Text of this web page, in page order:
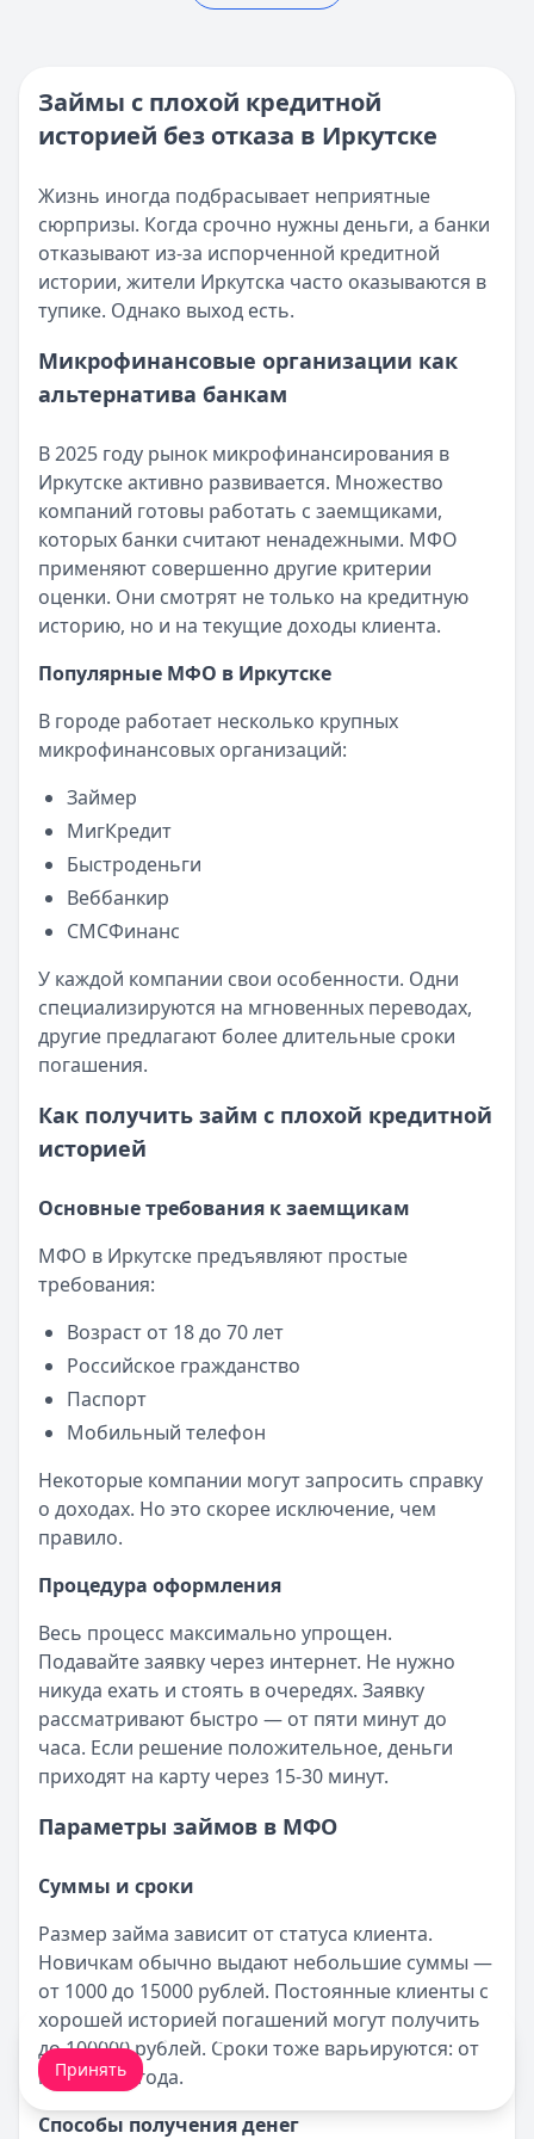
Реестр МФО ЦБ РФ - проверка МФО на официальном
Категория:МФО и микрозаймы
Читать статью
Все статьи
Возврат переплаты в «Займере»: актуальная
Кратко:Разбираем, как вернуть переплату или
Категория: МФО
Читать новость
Срочный микрозайм 15 000 ₽ на карту: свежая
Кратко:Нужны 15 000 рублей на карту прямо сегодня?
Опубликовано:5 декабря 2025 г.
Читать новость
Рекордный рост доли клиентов МФО с iPhone: что
Опубликовано: 5 декабря 2025 г.
Категория:МФО
Читать новость
57 сервисов микрозаймов через Госуслуги: где
Кратко:Авторизация через Госуслуги ускоряет
Опубликовано:23 ноября 2025 г.
Категория:МФО
Смс о «одобренном займе» от Bigmani Ru: как
Кратко:
Пришло СМС об одобрении займа от Bigmani
Опубликовано:
Категория:
Читать новость
Все новости
Займы с плохой кредитной
историей без отказа в Иркутске
Жизнь иногда подбрасывает неприятные
сюрпризы. Когда срочно нужны деньги, а банки
отказывают из-за испорченной кредитной
истории, жители Иркутска часто оказываются в
тупике. Однако выход есть.
Микрофинансовые организации как
альтернатива банкам
В 2025 году рынок микрофинансирования в
Иркутске активно развивается. Множество
компаний готовы работать с заемщиками,
которых банки считают ненадежными. МФО
применяют совершенно другие критерии
оценки. Они смотрят не только на кредитную
историю, но и на текущие доходы клиента.
Популярные МФО в Иркутске
В городе работает несколько крупных
микрофинансовых организаций:
Займер
МигКредит
Быстроденьги
Веббанкир
СМСФинанс
У каждой компании свои особенности. Одни
специализируются на мгновенных переводах,
другие предлагают более длительные сроки
погашения.
Как получить займ с плохой кредитной
историей
Основные требования к заемщикам
МФО в Иркутске предъявляют простые
требования:
Возраст от 18 до 70 лет
Российское гражданство
Паспорт
Мобильный телефон
Некоторые компании могут запросить справку
о доходах. Но это скорее исключение, чем
правило.
Процедура оформления
Весь процесс максимально упрощен.
Подавайте заявку через интернет. Не нужно
никуда ехать и стоять в очередях. Заявку
рассматривают быстро — от пяти минут до
часа. Если решение положительное, деньги
приходят на карту через 15-30 минут.
Параметры займов в МФО
Суммы и сроки
Размер займа зависит от статуса клиента.
Новичкам обычно выдают небольшие суммы —
от 1000 до 15000 рублей. Постоянные клиенты с
хорошей историей погашений могут получить
до 100000 рублей. Сроки тоже варьируются: от
недели до года.
Способы получения денег
Мы обрабатываем ваши
Принять